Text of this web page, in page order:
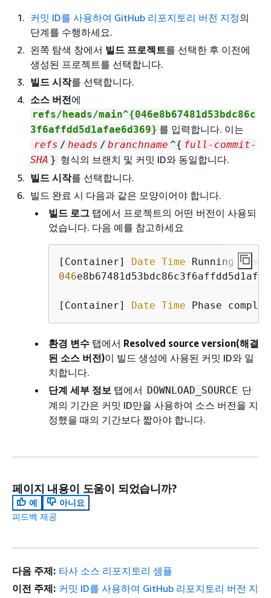
커밋 ID를 사용하여 GitHub 리포지토리 버전 지정의
단계를 수행하세요.
왼쪽 탐색 창에서 빌드 프로젝트를 선택한 후 이전에
생성된 프로젝트를 선택합니다.
빌드 시작를 선택합니다.
소스 버전에
refs/heads/main^{046e8b67481d53bdc86c
3f6affdd5d1afae6d369} 를 입력합니다. 이는
refs / heads / branchname ^{ full-commit-
SHA } 형식의 브랜치 및 커밋 ID와 동일합니다.
빌드 시작를 선택합니다.
빌드 완료 시 다음과 같은 모양이어야 합니다.
빌드 로그 탭에서 프로젝트의 어떤 버전이 사용되
었습니다. 다음 예를 참고하세요
[Container] Date Time Running
046
[Container] Date Time Phase
환경 변수 탭에서 Resolved source version(해결
된 소스 버전)이 빌드 생성에 사용된 커밋 ID와 일
치합니다.
단계 세부 정보 탭에서 DOWNLOAD_SOURCE 단
계의 기간은 커밋 ID만을 사용하여 소스 버전을 지
정했을 때의 기간보다 짧아야 합니다.
페이지 내용이 도움이 되었습니까?
예
아니요
피드백 제공
다음 주제: 타사 소스 리포지토리 샘플
이전 주제: 커밋 ID를 사용하여 GitHub 리포지토리 버전 지